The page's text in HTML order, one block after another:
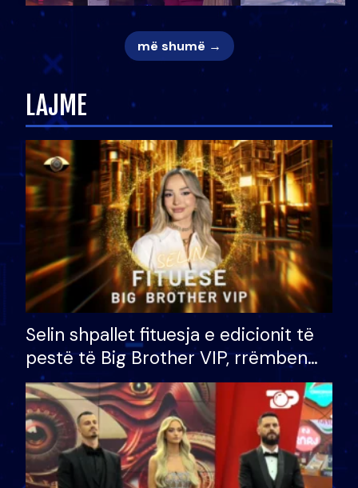
më shumë →
LAJME
Selin shpallet fituesja e edicionit të
pestë të Big Brother VIP, rrëmben
çmimin e madh prej 100 mijë eurosh